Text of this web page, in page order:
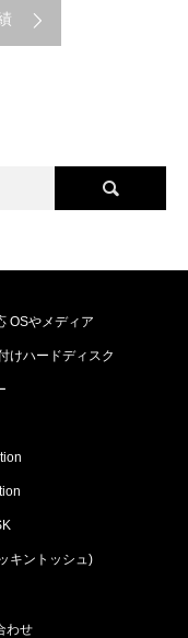
OSやメディア
けハードディスク
キントッシュ)
わせ